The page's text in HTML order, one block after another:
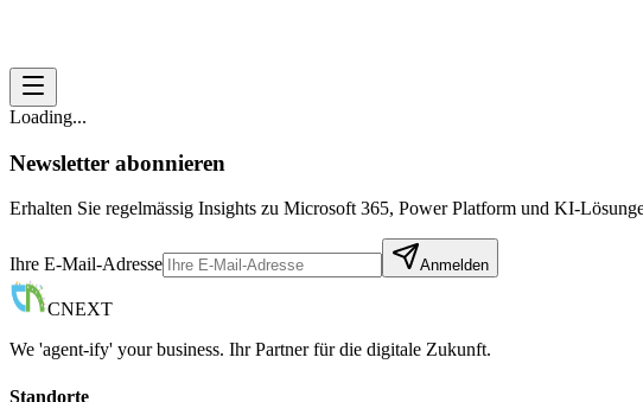
Loading...
Newsletter abonnieren
Erhalten Sie regelmässig Insights zu Microsoft 365, Power Platform und KI-
Ihre E-Mail-Adresse Anmelden
CNEXT
We 'agent-ify' your business. Ihr Partner für die digitale Zukunft.
Standorte